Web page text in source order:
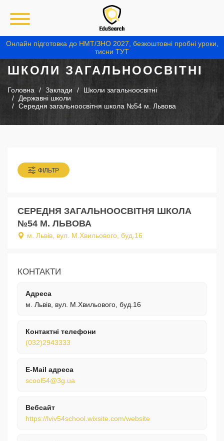
Онлайн підготовка до НМТ/ЗНО 2027, безкоштовні пробні уроки,
тисни ТУТ
ШКОЛИ ЗАГАЛЬНООСВІТНІ
Головна Заклади
Школи загальноосвітні
Державні школи
Середня загальноосвітня школа №54 м. Львова
ФІЛЬТР
СЕРЕДНЯ ЗАГАЛЬНООСВІТНЯ ШКОЛА
№54 М. ЛЬВОВА
м. Львів, вул. М.Хвильового, буд.16
КОНТАКТИ
Адреса
м. Львів, вул. М.Хвильового, буд.16
Контактні телефони
(032)2943333
E-Mail адреса
scool54@3g.ua
Вебсайт
https://lviv54school.wixsite.com/website